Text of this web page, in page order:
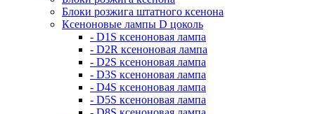
Блоки розжига штатного ксенона
Ксеноновые лампы D цоколь
- D1S ксеноновая лампа
- D2R ксеноновая лампа
- D2S ксеноновая лампа
- D3S ксеноновая лампа
- D4S ксеноновая лампа
- D5S ксеноновая лампа